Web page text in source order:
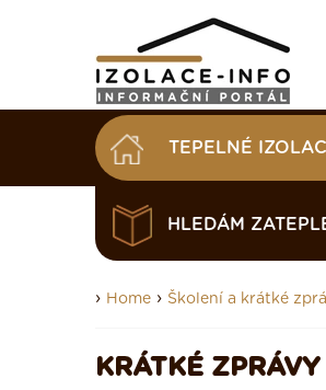
TEPELNÉ
HLEDÁM
› Home › Školení a krátké
KRÁTKÉ ZPRÁVY